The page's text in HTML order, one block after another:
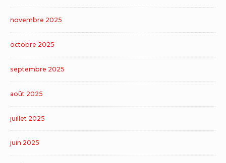
novembre 2025
octobre 2025
septembre 2025
août 2025
juillet 2025
juin 2025